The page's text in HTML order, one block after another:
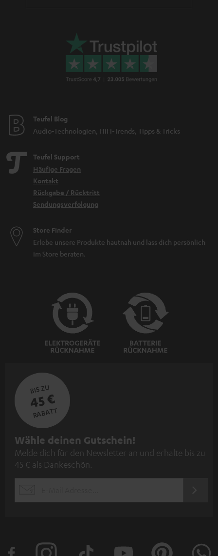
Teufel Blog
Audio-Technologien, HiFi-Trends, Tipps & Tricks
Teufel Support
Häufige Fragen
Kontakt
Rückgabe / Rücktritt
Sendungsverfolgung
Store Finder
Erlebe unsere Produkte hautnah und lass dich persönlich
im Store beraten.
BIS ZU
45 €
RABATT
N
e
w
Wähle deinen Gutschein!
Melde dich für den Newsletter an und erhalte bis zu
45 € als Dankeschön.